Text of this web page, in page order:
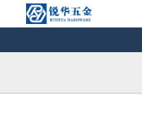
Domov » Dopyt na produkt